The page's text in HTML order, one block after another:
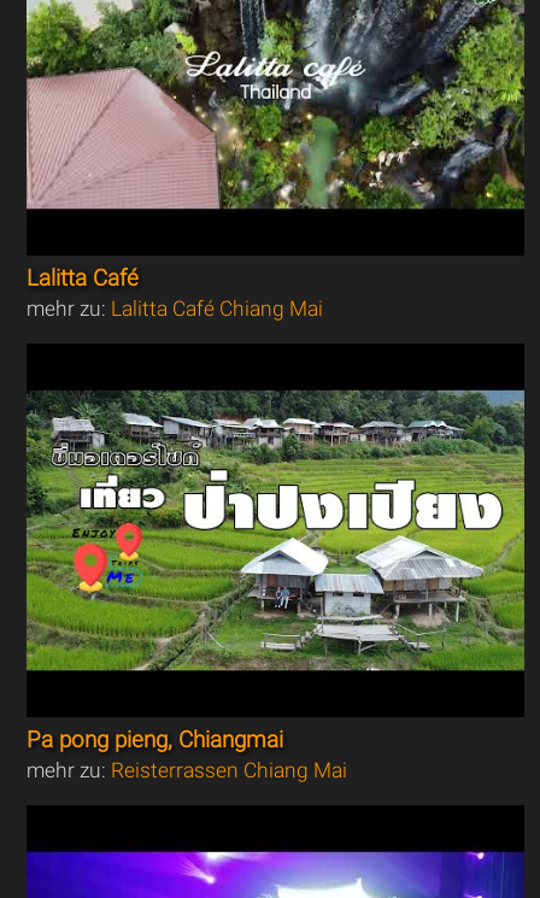
Lalitta Café
mehr zu: Lalitta Café Chiang Mai
Pa pong pieng, Chiangmai
mehr zu: Reisterrassen Chiang Mai